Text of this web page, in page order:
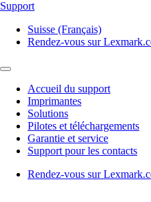
Support
Suisse (Français)
Rendez-vous sur
Accueil du support
Imprimantes
Solutions
Pilotes et téléchargements
Garantie et service
Support pour les contacts
Rendez-vous sur